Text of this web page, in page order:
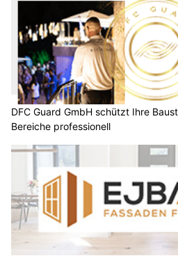
DFC Guard GmbH schützt Ihre
Bereiche professionell